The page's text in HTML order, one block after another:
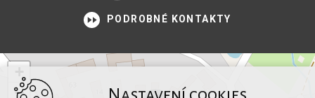
PODROBNÉ KONTAKTY
−